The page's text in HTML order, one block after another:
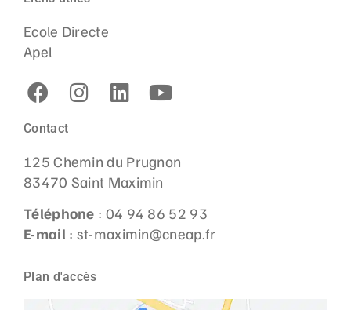
Ecole Directe
Apel
Contact
125 Chemin du Prugnon
83470 Saint Maximin
Téléphone : 04 94 86 52 93
E-mail : st-maximin@cneap.fr
Plan d'accès